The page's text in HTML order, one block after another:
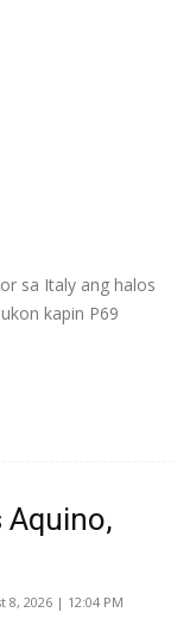
sa Italy ang halos
kapin P69
Aquino,
8, 2026 | 12:04 PM